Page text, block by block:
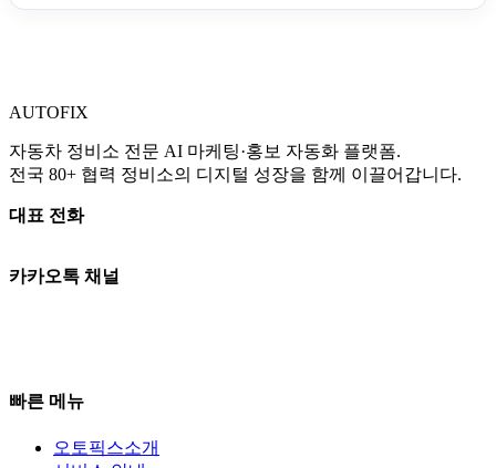
AUTOFIX
자동차 정비소 전문 AI 마케팅·홍보 자동화 플랫폼.
전국 80+ 협력 정비소의 디지털 성장을 함께 이끌어갑니다.
대표 전화
카카오톡 채널
빠른 메뉴
오토픽스소개